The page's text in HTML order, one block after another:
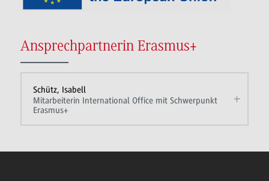
Ansprechpartnerin Erasmus+
Schütz, Isabell
Mitarbeiterin International Office mit Schwerpunkt
Erasmus+